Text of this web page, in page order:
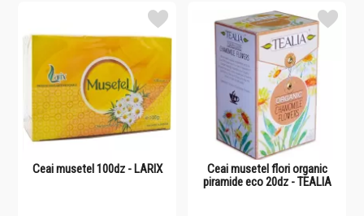
Ceai musetel 100dz - LARIX
Ceai musetel flori organic
piramide eco 20dz - TEALIA